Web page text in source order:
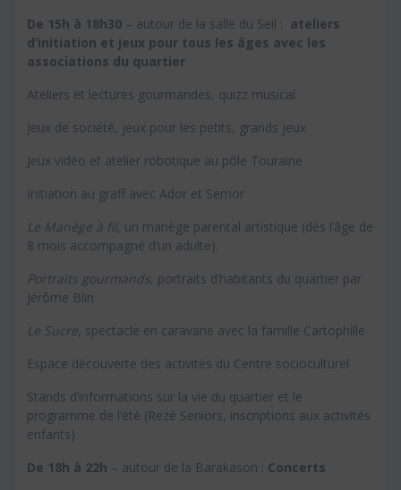
De 15h à 18h30 – autour de la salle du Seil : ateliers
d’initiation et jeux pour tous les âges avec les
associations du quartier
Ateliers et lectures gourmandes, quizz musical
Jeux de société, jeux pour les petits, grands jeux
Jeux vidéo et atelier robotique au pôle Touraine
Initiation au graff avec Ador et Semor
Le Manège à fil, un manège parental artistique (dès l’âge de
8 mois accompagné d’un adulte).
Portraits gourmands, portraits d’habitants du quartier par
Jérôme Blin
Le Sucre, spectacle en caravane avec la famille Cartophille
Espace découverte des activités du Centre socioculturel
Stands d’informations sur la vie du quartier et le
programme de l’été (Rezé Seniors, inscriptions aux activités
enfants)
De 18h à 22h – autour de la Barakason : Concerts